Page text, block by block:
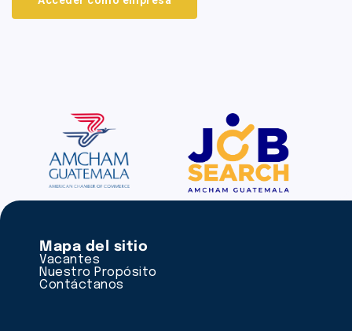
Mapa del sitio
Vacantes
Nuestro Propósito
Contáctanos